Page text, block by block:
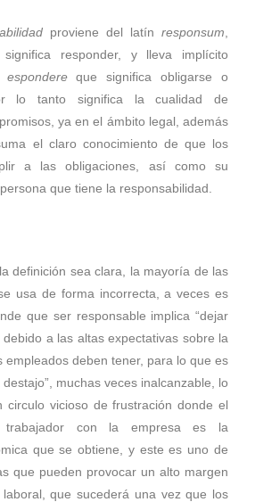
proviene del latín responsum
responder, y lleva implícito
espondereque significa obligarse o
lo tanto significa la cualidad de
ya en el ámbito legal, además
el claro conocimiento de que los
a las obligaciones, así como su
que tiene la responsabilidad.
definición sea clara, la mayoría de las
usa de forma incorrecta, a veces es
que ser responsable implica “dejar
debido a las altas expectativas sobre la
empleados deben tener, para lo que es
muchas veces inalcanzable, lo
vicioso de frustración donde el
trabajador con la empresa es la
que se obtiene, y este es uno de
que pueden provocar un alto margen
que sucederá una vez que los